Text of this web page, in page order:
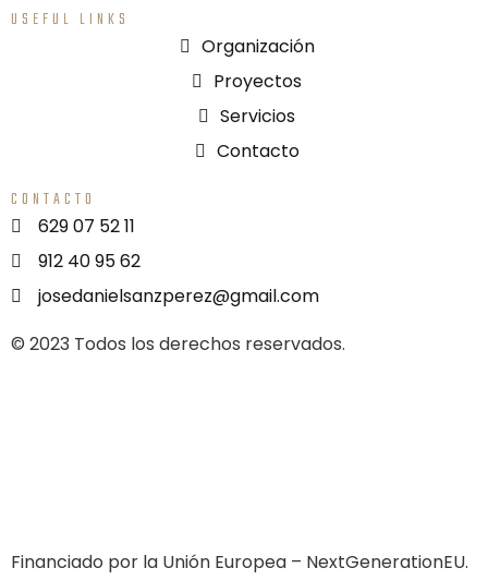
USEFUL LINKS
Organización
Proyectos
Servicios
Contacto
CONTACTO
629 07 52 11
912 40 95 62
josedanielsanzperez@gmail.com
© 2023 Todos los derechos reservados.
Financiado por la Unión Europea – NextGenerationEU.